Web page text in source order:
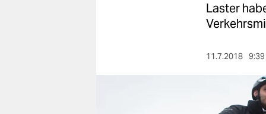
Laster
11.7.2018